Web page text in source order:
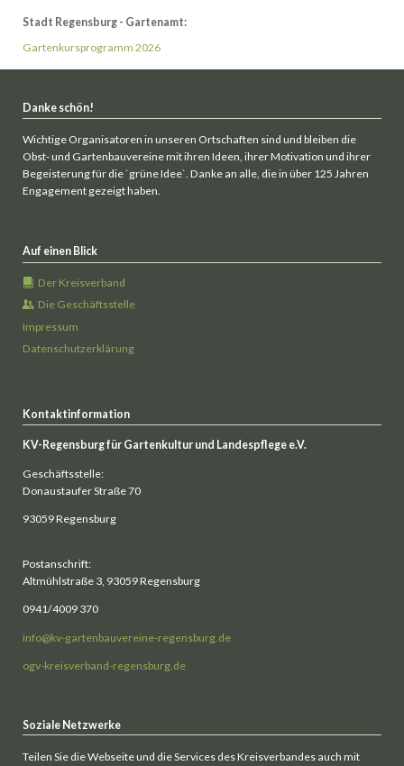
Stadt Regensburg - Gartenamt:
Gartenkursprogramm 2026
Danke schön!
Wichtige Organisatoren in unseren Ortschaften sind und bleiben die
Obst- und Gartenbauvereine mit ihren Ideen, ihrer Motivation und ihrer
Begeisterung für die `grüne Idee`. Danke an alle, die in über 125 Jahren
Engagement gezeigt haben.
Auf einen Blick
Der Kreisverband
Die Geschäftsstelle
Impressum
Datenschutzerklärung
Kontaktinformation
KV-Regensburg für Gartenkultur und Landespflege e.V.
Geschäftsstelle:
Donaustaufer Straße 70
93059 Regensburg
Postanschrift:
Altmühlstraße 3, 93059 Regensburg
0941/4009 370
info@kv-gartenbauvereine-regensburg.de
ogv-kreisverband-regensburg.de
Soziale Netzwerke
Teilen Sie die Webseite und die Services des Kreisverbandes auch mit